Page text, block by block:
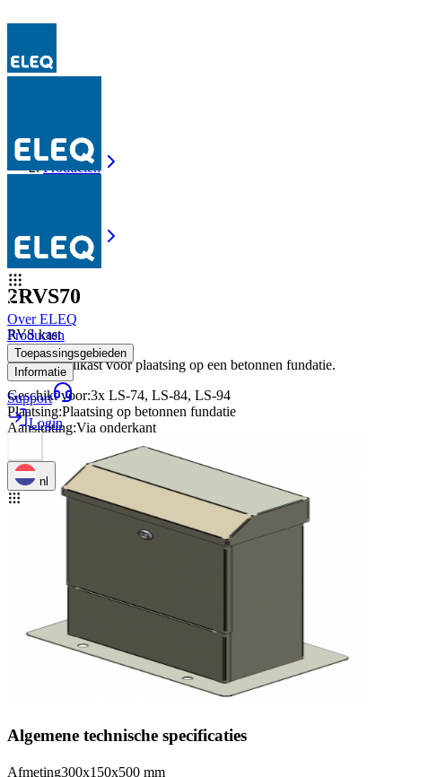
Over ELEQ
Producten
Toepassingsgebieden
Informatie
Support
Login
nl
Producten
Producten
2RVS70
2RVS70
RVS kast
Dubbele zuilkast voor plaatsing op een betonnen fundatie.
Geschikt voor:3x LS-74, LS-84, LS-94
Plaatsing:Plaatsing op betonnen fundatie
Aansluiting:Via onderkant
Algemene technische specificaties
Afmeting300x150x500 mm